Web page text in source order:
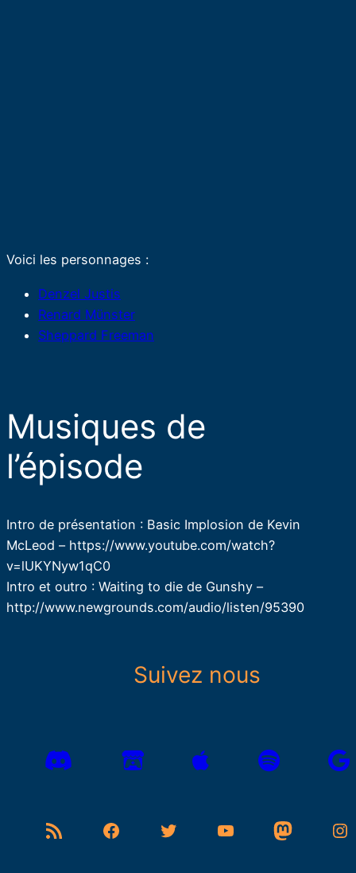
Voici les personnages :
Denzel Justis
Renard Münster
Sheppard Freeman
Musiques de
l’épisode
Intro de présentation : Basic Implosion de Kevin
McLeod – https://www.youtube.com/watch?
v=lUKYNyw1qC0
Intro et outro : Waiting to die de Gunshy –
http://www.newgrounds.com/audio/listen/95390
Suivez nous
Flux RSS Facebook Twitter YouTube Mastodon Instagram